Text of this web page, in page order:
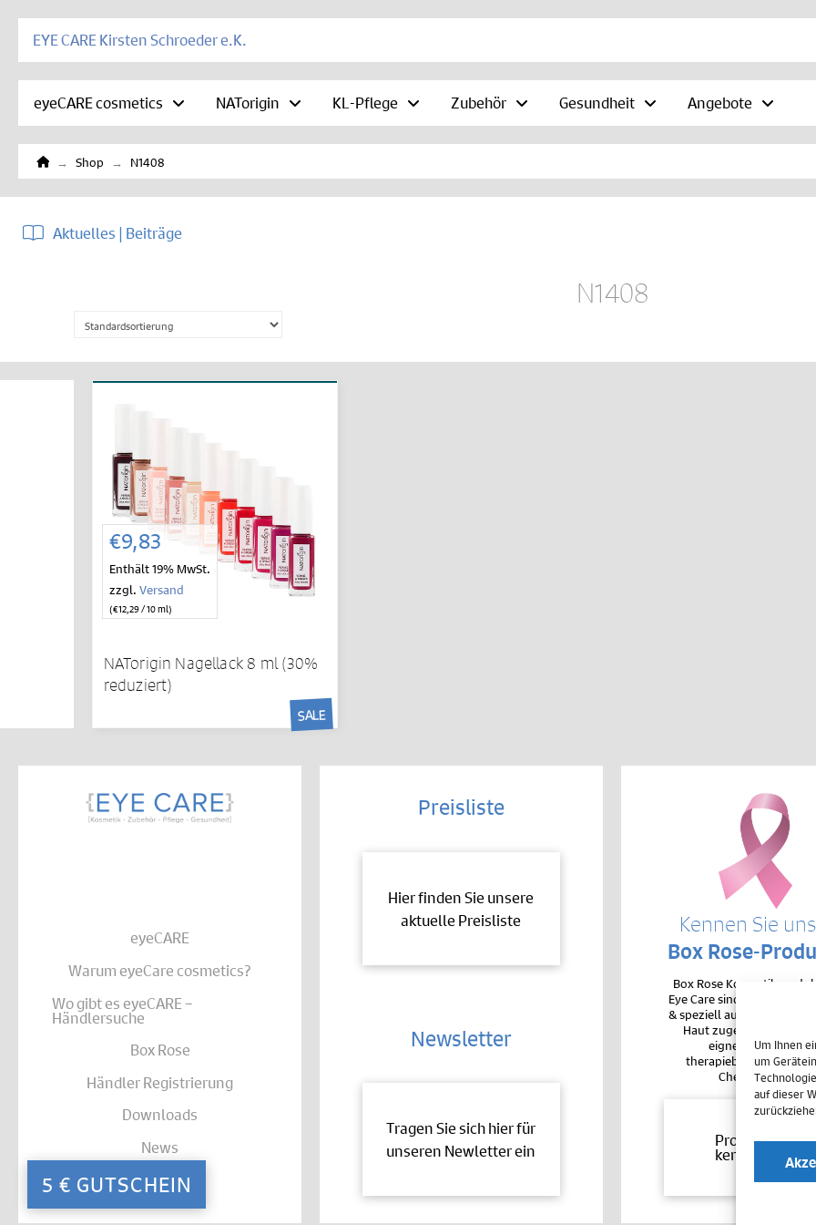
Um Ihnen
um
auf dieser
EYE CARE Kirsten Schroeder e.K.
eyeCARE cosmetics NATorigin KL-Pflege Zubehör Gesundheit Angebote
Home
→ Shop → N1408
Aktuelles | Beiträge
5 € GUTSCHEIN
N1408
€9,83
Enthält 19% MwSt.
zzgl. Versand
(€12,29/ 10 ml)
NATorigin Nagellack 8 ml (30%
reduziert)
SALE
eyeCARE
Warum eyeCare cosmetics?
Wo gibt es eyeCARE –
Händlersuche
Box Rose
Händler Registrierung
Downloads
News
Kontakt
Preisliste
Hier finden Sie unsere
aktuelle Preisliste
Newsletter
Tragen Sie sich hier für
unseren Newletter ein
Kennen Sie
Box Rose-
Box Rose
Eye Care sind sehr
& speziell auf die
Haut zugeschnitten.
eignen sie sich auch
therapiebegleitend bei
Chemotherapie.
Produkte
kennenlernen